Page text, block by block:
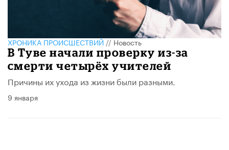
ХРОНИКА ПРОИСШЕСТВИЙ//Новость
В Туве начали проверку из-за
смерти четырёх учителей
Причины их ухода из жизни были разными.
9 января